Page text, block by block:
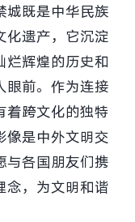
既是中华民族
化遗产，它沉淀
烂辉煌的历史和
眼前。作为连接
着跨文化的独特
像是中外文明交
与各国朋友们携
念，为文明和谐